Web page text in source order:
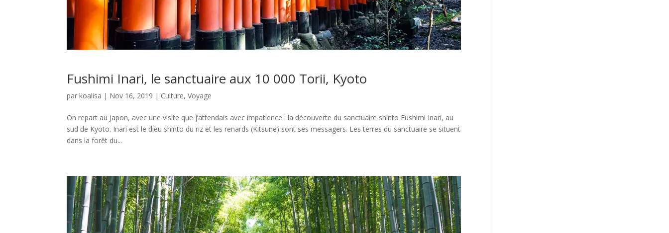
Fushimi Inari, le sanctuaire aux 10 000 Torii, Kyoto
parkoalisa | Nov 16, 2019 | Culture,Voyage
On repart au Japon, avec une visite que j’attendais avec impatience : la découverte du sanctuaire shinto Fushimi Inari, au
sud de Kyoto. Inari est le dieu shinto du riz et les renards (Kitsune) sont ses messagers. Les terres du sanctuaire se situent
dans la forêt du...